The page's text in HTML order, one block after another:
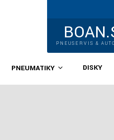
PNEUSERVIS &
PNEUMATIKY DISKY